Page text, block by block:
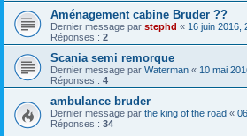
Aménagement cabine Bruder ??
Dernier message par stephd « 16 juin 2016,
Réponses : 2
Scania semi remorque
Dernier message par Waterman « 10 mai
Réponses : 4
ambulance bruder
Dernier message par the king of the road «
Réponses : 34